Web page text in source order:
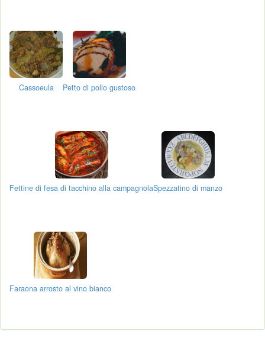
Cassoeula Petto di pollo gustoso
Fettine di fesa di tacchino alla campagnolaSpezzatino di manzo
Faraona arrosto al vino bianco